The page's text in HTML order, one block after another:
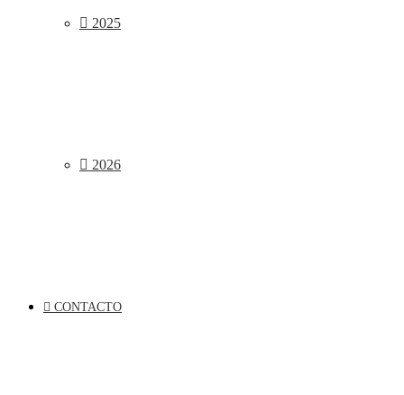
2025
2026
CONTACTO